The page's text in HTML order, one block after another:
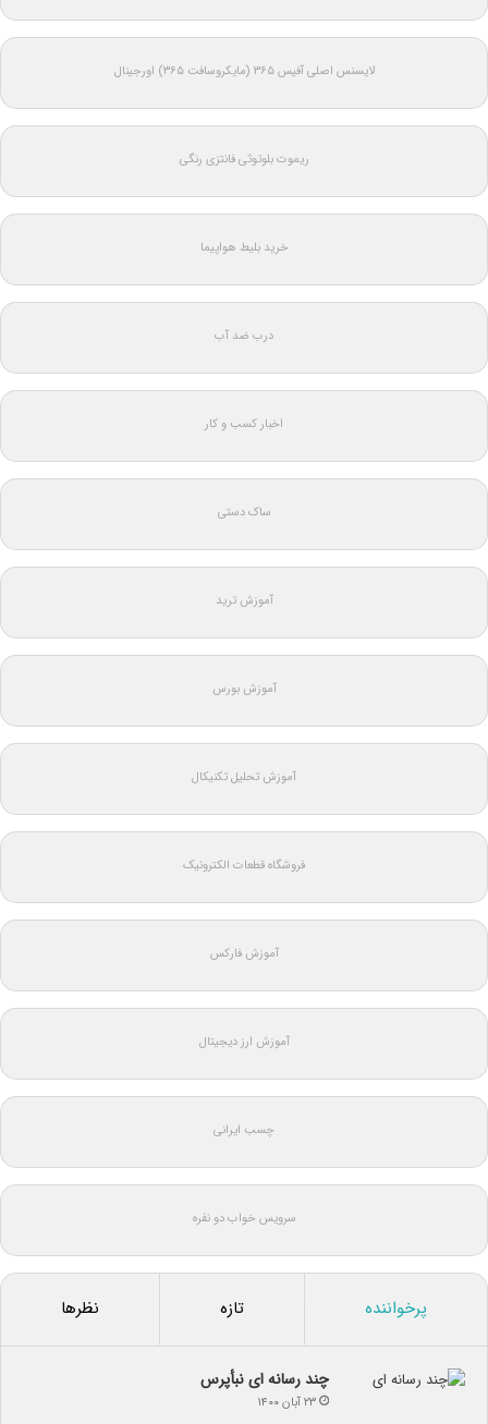
لایسنس اصلی آفیس ۳۶۵ (مایکروسافت ۳۶۵) اورجینال
ریموت بلوتوثی فانتزی رنگی
خرید بلیط هواپیما
درب ضد آب
اخبار کسب و کار
ساک دستی
آموزش ترید
آموزش بورس
آموزش تحلیل تکنیکال
فروشگاه قطعات الکترونیک
آموزش فارکس
آموزش ارز دیجیتال
چسب ایرانی
سرویس خواب دو نفره
پرخواننده تازه نظرها
چند رسانه ای نبأپرس
۲۳ آبان ۱۴۰۰